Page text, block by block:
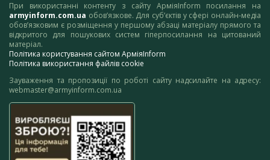
При використанні контенту з сайту АрміяInform посилання на
armyinform.com.ua обов’язкове. Для суб’єктів у сфері онлайн-медіа
обов’язковим є розміщення у першому абзаці матеріалу прямого та
відкритого для пошукових систем гіперпосилання на цитований
матеріал.
Політика користування сайтом АрміяInform
Політика використання файлів cookie
Зауваження та пропозиції по роботі сайту надсилайте на адресу:
webmaster@armyinform.com.ua